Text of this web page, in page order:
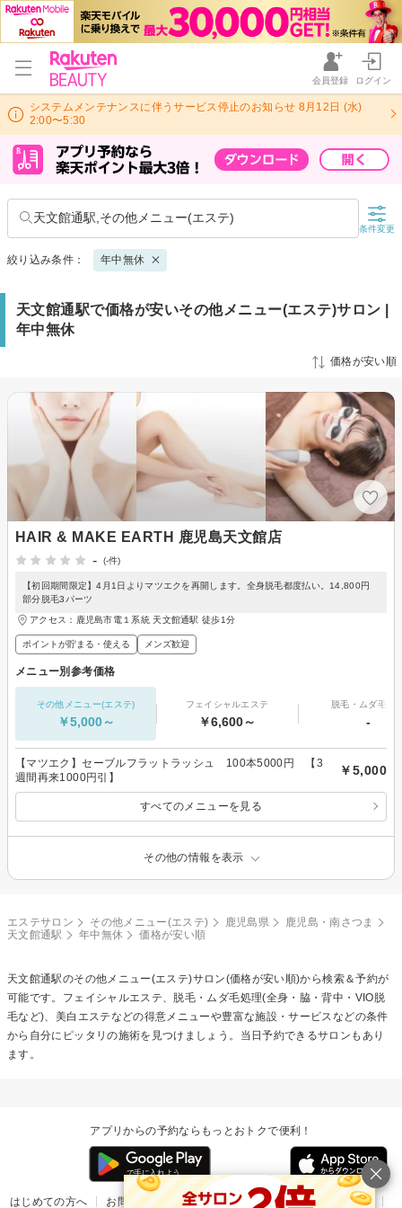
会員登録 ログイン
システムメンテナンスに伴うサービス停止のお知らせ 8月12日 (水)
2:00〜5:30
天文館通駅,その他メニュー(エステ)
条件変更
絞り込み条件： 年中無休
天文館通駅で価格が安いその他メニュー(エステ)サロン |
年中無休
価格が安い順
HAIR & MAKE EARTH 鹿児島天文館店
-
(-件)
【初回期間限定】4月1日よりマツエクを再開します。全身脱毛都度払い。14,800円
部分脱毛3パーツ
アクセス：鹿児島市電１系統 天文館通駅 徒歩1分
ポイントが貯まる・使える メンズ歓迎
メニュー別参考価格
その他メニュー(エステ)
￥5,000～
フェイシャルエステ
￥6,600～
脱毛・ムダ毛処
-
【マツエク】セーブルフラットラッシュ 100本5000円 【3
週間再来1000円引】
￥5,000
すべてのメニューを見る
その他の情報を表示
エステサロン その他メニュー(エステ) 鹿児島県
鹿児島・南さつま
天文館通駅
年中無休 価格が安い順
天文館通駅のその他メニュー(エステ)サロン(価格が安い順)から検索＆予約が
可能です。フェイシャルエステ、脱毛・ムダ毛処理(全身・脇・背中・VIO脱
毛など)、美白エステなどの得意メニューや豊富な施設・サービスなどの条件
から自分にピッタリの施術を見つけましょう。当日予約できるサロンもあり
ます。
アプリからの予約ならもっとおトクで便利！
はじめての方へ お問い合わせ ヘルプ リリース情報 利用規約